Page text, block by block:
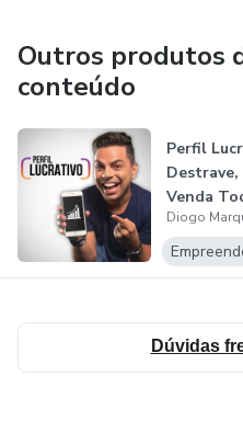
Outros produtos
conteúdo
Perfil
Destrave,
Venda
Dias!
Diogo
Dúvidas